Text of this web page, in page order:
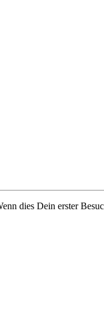
dies Dein erster